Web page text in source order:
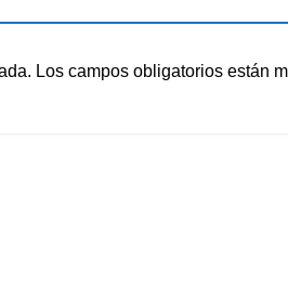
Los campos obligatorios están